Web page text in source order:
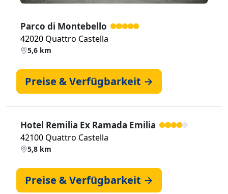
Parco di Montebello
42020 Quattro Castella
5,6 km
Preise & Verfügbarkeit →
Hotel Remilia Ex Ramada Emilia
42100 Quattro Castella
5,8 km
Preise & Verfügbarkeit →